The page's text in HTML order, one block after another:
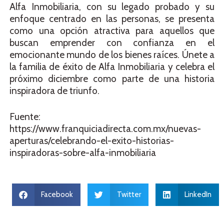
Alfa Inmobiliaria, con su legado probado y su
enfoque centrado en las personas, se presenta
como una opción atractiva para aquellos que
buscan emprender con confianza en el
emocionante mundo de los bienes raíces. Únete a
la familia de éxito de Alfa Inmobiliaria y celebra el
próximo diciembre como parte de una historia
inspiradora de triunfo.
Fuente:
https://www.franquiciadirecta.com.mx/nuevas-
aperturas/celebrando-el-exito-historias-
inspiradoras-sobre-alfa-inmobiliaria
Facebook Twitter LinkedIn